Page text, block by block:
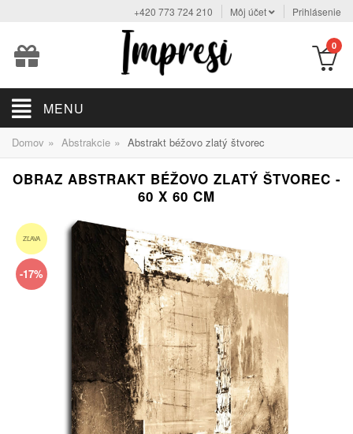
+420 773 724 210 Môj účet Prihlásenie
0
MENU
Domov » Abstrakcie » Abstrakt béžovo zlatý štvorec
OBRAZ ABSTRAKT BÉŽOVO ZLATÝ ŠTVOREC -
60 X 60 CM
ZĽAVA
-17%